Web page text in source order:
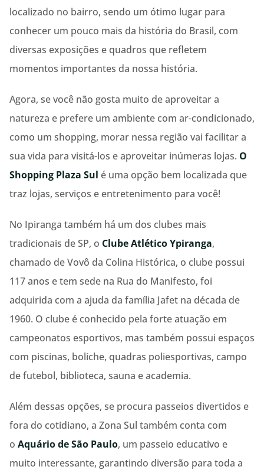
localizado no bairro, sendo um ótimo lugar para
conhecer um pouco mais da história do Brasil, com
diversas exposições e quadros que refletem
momentos importantes da nossa história.
Agora, se você não gosta muito de aproveitar a
natureza e prefere um ambiente com ar-condicionado,
como um shopping, morar nessa região vai facilitar a
sua vida para visitá-los e aproveitar inúmeras lojas. O
Shopping Plaza Sul é uma opção bem localizada que
traz lojas, serviços e entretenimento para você!
No Ipiranga também há um dos clubes mais
tradicionais de SP, o Clube Atlético Ypiranga,
chamado de Vovô da Colina Histórica, o clube possui
117 anos e tem sede na Rua do Manifesto, foi
adquirida com a ajuda da família Jafet na década de
1960. O clube é conhecido pela forte atuação em
campeonatos esportivos, mas também possui espaços
com piscinas, boliche, quadras poliesportivas, campo
de futebol, biblioteca, sauna e academia.
Além dessas opções, se procura passeios divertidos e
fora do cotidiano, a Zona Sul também conta com
o Aquário de São Paulo, um passeio educativo e
muito interessante, garantindo diversão para toda a